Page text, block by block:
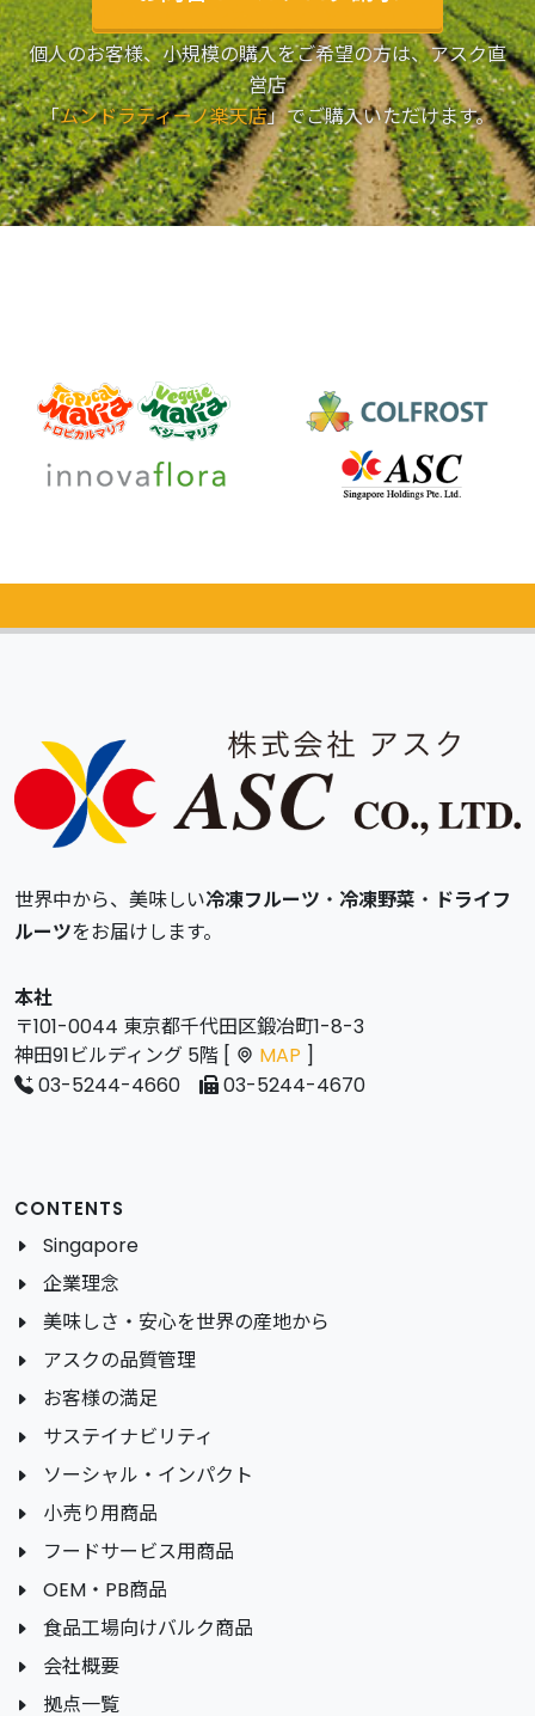
個人のお客様、小規模の購入をご希望の方は、アスク直
営店
「ムンドラティーノ楽天店」でご購入いただけます。
カタログ無料請求
世界中から、美味しい冷凍フルーツ ・ 冷凍野菜 ・ ドライフ
ルーツをお届けします。
本社
〒101-0044 東京都千代田区鍛冶町1-8-3
神田91ビルディング 5階 [
MAP ]
03-5244-4660
03-5244-4670
CONTENTS
Singapore
企業理念
美味しさ・安心を世界の産地から
アスクの品質管理
お客様の満足
サステイナビリティ
ソーシャル・インパクト
小売り用商品
フードサービス用商品
OEM・PB商品
食品工場向けバルク商品
会社概要
拠点一覧